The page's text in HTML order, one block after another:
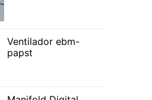
Ventilador ebm-
papst